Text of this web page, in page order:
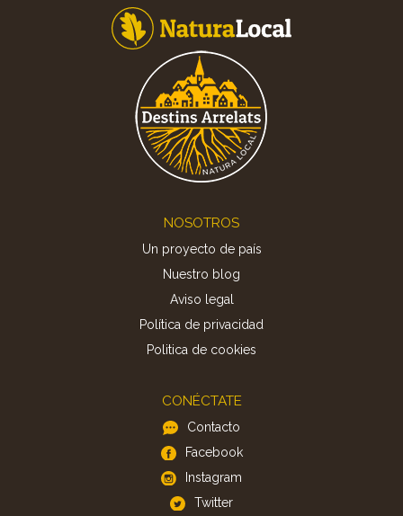
NOSOTROS
Un proyecto de país
Nuestro blog
Aviso legal
Política de privacidad
Politica de cookies
CONÉCTATE
Contacto
Facebook
Instagram
Twitter